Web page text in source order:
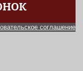
соглашение